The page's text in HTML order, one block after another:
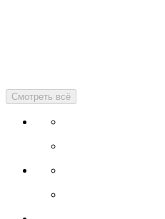
Смотреть всё